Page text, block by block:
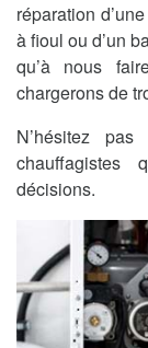
réparation
à fioul ou d’un
qu’à nous
chargerons de
N’hésitez
décisions.